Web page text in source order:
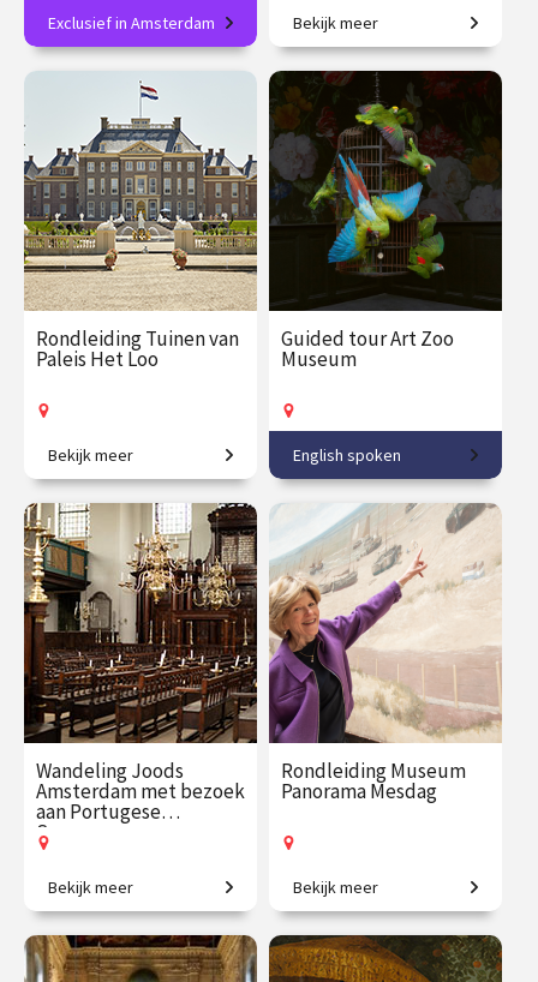
Ontdek het nieuwste
museum in Amsterdam!
€ 32.50
vanaf 8
aug.
Op locatie
Exclusief in Amsterdam
Dwars door de schatkamer
van het Rijksmuseum.
€ 27.50
vanaf 18
aug.
Op locatie
Bekijk meer
Rondleiding Tuinen van
Paleis Het Loo
Koninklijke baroktuin op de
Veluwe.
€ 27.50
vanaf 19
aug.
Op locatie
Bekijk meer
Guided tour Art Zoo
Museum
Discover Amsterdam's
newest museum!
€ 32.50
vanaf 22
aug.
Op locatie
English spoken
Wandeling Joods
Amsterdam met bezoek
aan Portugese
Synagoge
Verken de historische
joodse gebouwen en hun
verhalen.
Bekijk meer
Rondleiding Museum
Panorama Mesdag
Exclusief kijkje achter de
schermen!
Bekijk meer